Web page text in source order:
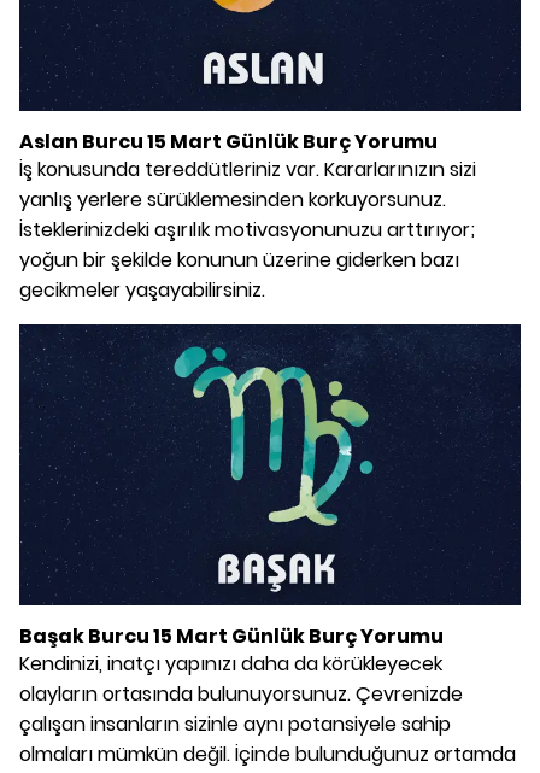
Aslan Burcu 15 Mart Günlük Burç Yorumu
İş konusunda tereddütleriniz var. Kararlarınızın sizi
yanlış yerlere sürüklemesinden korkuyorsunuz.
İsteklerinizdeki aşırılık motivasyonunuzu arttırıyor;
yoğun bir şekilde konunun üzerine giderken bazı
gecikmeler yaşayabilirsiniz.
Başak Burcu 15 Mart Günlük Burç Yorumu
Kendinizi, inatçı yapınızı daha da körükleyecek
olayların ortasında bulunuyorsunuz. Çevrenizde
çalışan insanların sizinle aynı potansiyele sahip
olmaları mümkün değil. İçinde bulunduğunuz ortamda